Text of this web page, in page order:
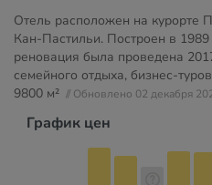
Отель расположен на курорте
Кан-Пастильи. Построен в
реновация была проведена
семейного отдыха, бизнес-
9800 м² // Обновлено 02 декабря
График цен